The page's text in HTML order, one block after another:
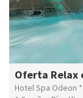
Oferta Relax
Hotel Spa Odeon